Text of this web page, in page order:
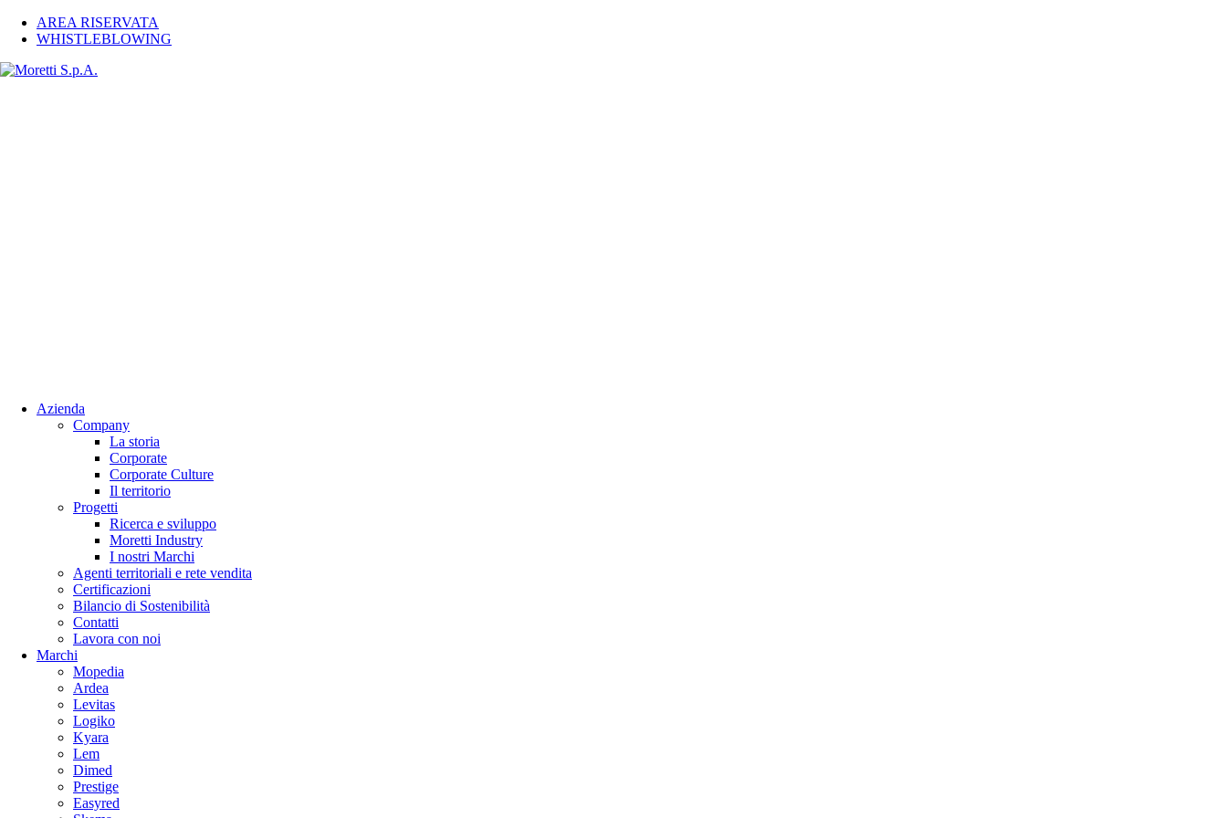
AREA RISERVATA
WHISTLEBLOWING
Azienda
Company
La storia
Corporate
Corporate Culture
Il territorio
Progetti
Ricerca e sviluppo
Moretti Industry
I nostri Marchi
Agenti territoriali e rete vendita
Certificazioni
Bilancio di Sostenibilità
Contatti
Lavora con noi
Marchi
Mopedia
Ardea
Levitas
Logiko
Kyara
Lem
Dimed
Prestige
Easyred